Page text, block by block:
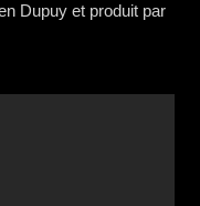
Dupuy et produit par